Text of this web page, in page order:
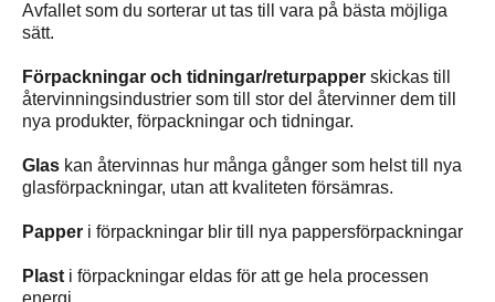
Avfallet som du sorterar ut tas till vara på bästa möjliga
sätt.
Förpackningar och tidningar/returpapper skickas till
återvinningsindustrier som till stor del återvinner dem till
nya produkter, förpackningar och tidningar.
Glas kan återvinnas hur många gånger som helst till nya
glasförpackningar, utan att kvaliteten försämras.
Papper i förpackningar blir till nya pappersförpackningar
Plasti förpackningar eldas för att ge hela processen